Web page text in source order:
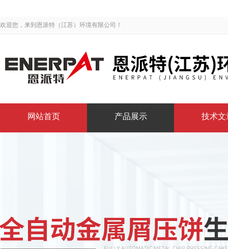
欢迎您，来到恩派特（江苏）环境有限公司！
网站首页 产品展示 技术文